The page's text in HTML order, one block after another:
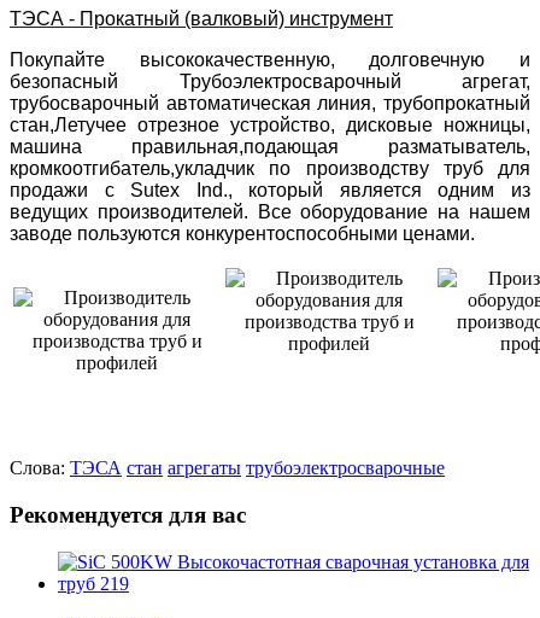
ТЭСА - Прокатный (валковый) инструмент
Покупайте высококачественную, долговечную и
безопасный Трубоэлектросварочный агрегат,
трубосварочный автоматическая линия, трубопрокатный
стан,Летучее отрезное устройство, дисковые ножницы,
машина правильная,подающая разматыватель,
кромкоотгибатель,укладчик по производству труб для
продажи с Sutex Ind., который является одним из
ведущих производителей. Все оборудование на нашем
заводе пользуются конкурентоспособными ценами.
Слова: ТЭСА стан агрегаты трубоэлектросварочные
Рекомендуется для вас